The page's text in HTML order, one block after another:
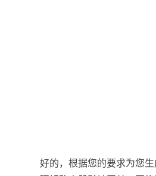
好的，根据您的要求为您